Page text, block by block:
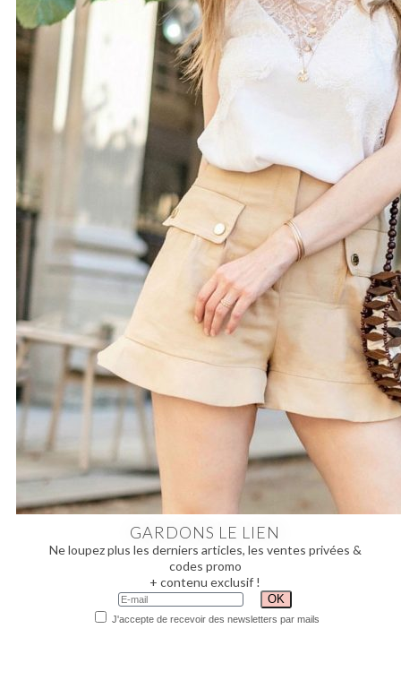
GARDONS LE LIEN
Ne loupez plus les derniers articles, les ventes privées &
codes promo
+ contenu exclusif !
J'accepte de recevoir des newsletters par mails